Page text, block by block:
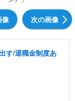
像 次の画像
す/退職金制度あ